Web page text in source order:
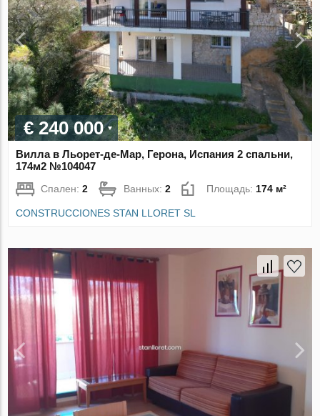
€ 240 000
Вилла в Льорет-де-Мар, Герона, Испания 2 спальни,
174м2 №104047
Спален:2 Ванных:2 Площадь: 174 м²
CONSTRUCCIONES STAN LLORET SL